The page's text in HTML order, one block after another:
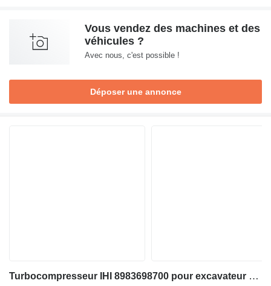
Vous vendez des machines et des
véhicules ?
Avec nous, c'est possible !
Déposer une annonce
Turbocompresseur IHI 8983698700 pour excavateur Hitachi ZX470-5